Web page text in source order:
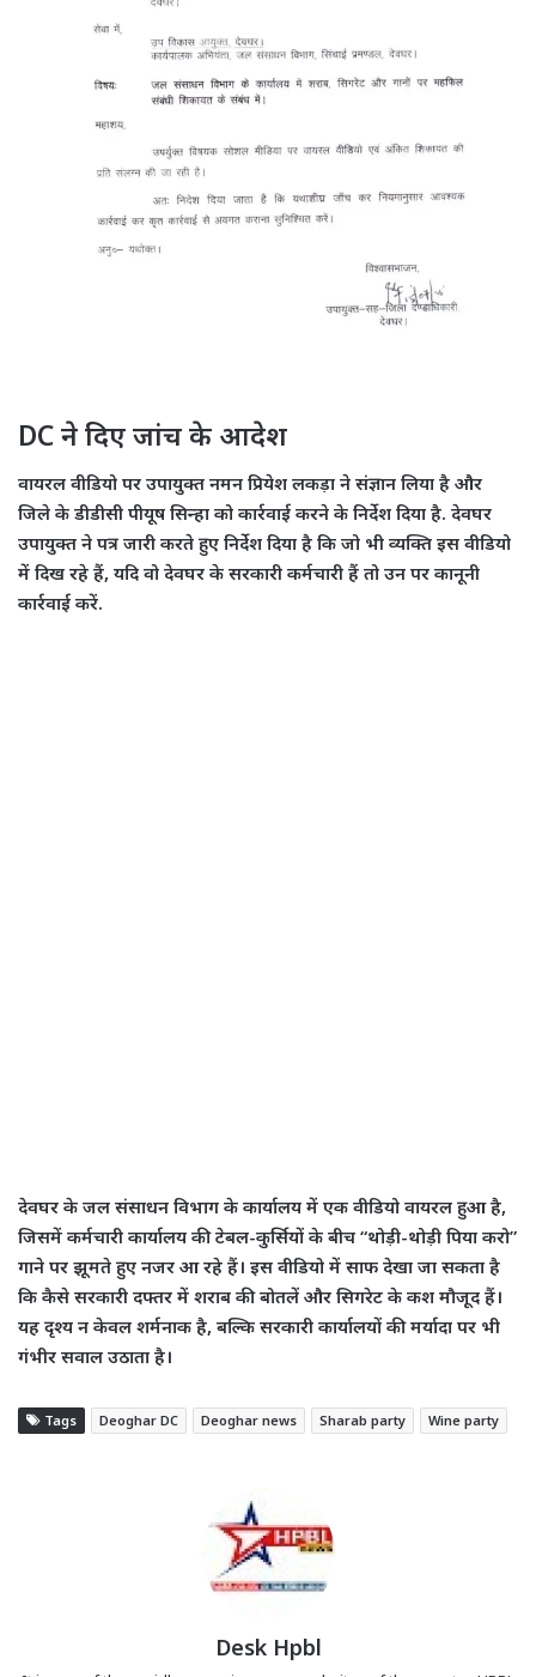
DC ने दिए जांच के आदेश
वायरल वीडियो पर उपायुक्त नमन प्रियेश लकड़ा ने संज्ञान लिया है और
जिले के डीडीसी पीयूष सिन्हा को कार्रवाई करने के निर्देश दिया है. देवघर
उपायुक्त ने पत्र जारी करते हुए निर्देश दिया है कि जो भी व्यक्ति इस वीडियो
में दिख रहे हैं, यदि वो देवघर के सरकारी कर्मचारी हैं तो उन पर कानूनी
कार्रवाई करें.
देवघर के जल संसाधन विभाग के कार्यालय में एक वीडियो वायरल हुआ है,
जिसमें कर्मचारी कार्यालय की टेबल-कुर्सियों के बीच “थोड़ी-थोड़ी पिया करो”
गाने पर झूमते हुए नजर आ रहे हैं। इस वीडियो में साफ देखा जा सकता है
कि कैसे सरकारी दफ्तर में शराब की बोतलें और सिगरेट के कश मौजूद हैं।
यह दृश्य न केवल शर्मनाक है, बल्कि सरकारी कार्यालयों की मर्यादा पर भी
गंभीर सवाल उठाता है।
Tags Deoghar DC Deoghar news Sharab party Wine party
Desk Hpbl